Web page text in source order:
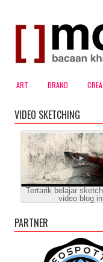
ART BRAND
VIDEO SKETCHING
Tertarik belajar
video blog ini
PARTNER